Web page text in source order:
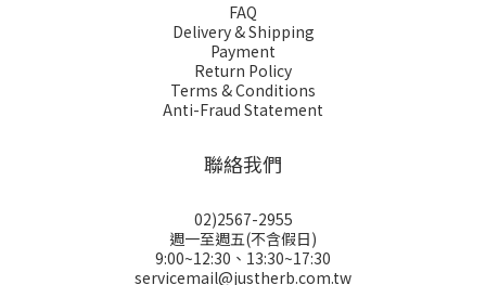
FAQ
Delivery & Shipping
Payment
Return Policy
Terms & Conditions
Anti-Fraud Statement
聯絡我們
02)2567-2955
週一至週五(不含假日)
9:00~12:30、13:30~17:30
servicemail@justherb.com.tw